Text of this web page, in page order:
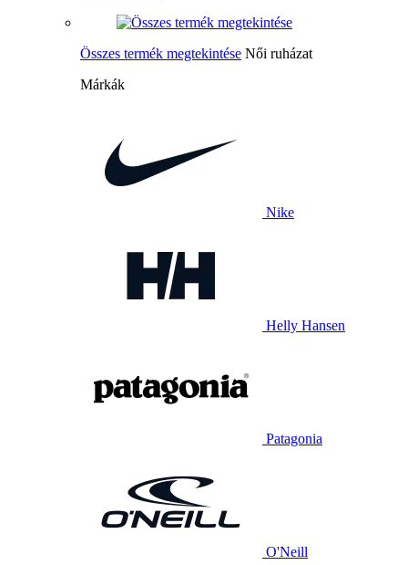
Összes termék megtekintése Női ruházat
Márkák
Nike
Helly Hansen
Patagonia
O'Neill